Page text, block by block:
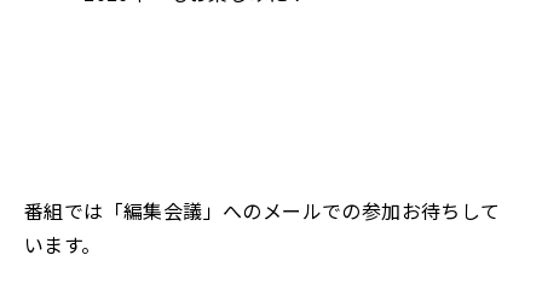
番組では「編集会議」へのメールでの参加お待ちして
います。